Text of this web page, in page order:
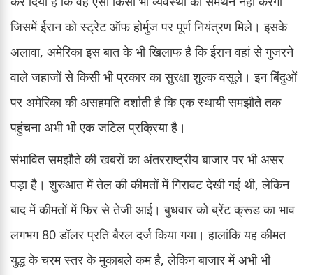
जिसमें ईरान को स्ट्रेट ऑफ होर्मुज पर पूर्ण नियंत्रण मिले। इसके
अलावा, अमेरिका इस बात के भी खिलाफ है कि ईरान वहां से गुजरने
वाले जहाजों से किसी भी प्रकार का सुरक्षा शुल्क वसूले। इन बिंदुओं
पर अमेरिका की असहमति दर्शाती है कि एक स्थायी समझौते तक
पहुंचना अभी भी एक जटिल प्रक्रिया है।
संभावित समझौते की खबरों का अंतरराष्ट्रीय बाजार पर भी असर
पड़ा है। शुरुआत में तेल की कीमतों में गिरावट देखी गई थी, लेकिन
बाद में कीमतों में फिर से तेजी आई। बुधवार को ब्रेंट क्रूड का भाव
लगभग 80 डॉलर प्रति बैरल दर्ज किया गया। हालांकि यह कीमत
युद्ध के चरम स्तर के मुकाबले कम है, लेकिन बाजार में अभी भी